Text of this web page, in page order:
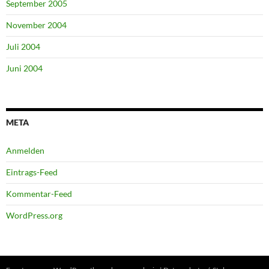
September 2005
November 2004
Juli 2004
Juni 2004
META
Anmelden
Eintrags-Feed
Kommentar-Feed
WordPress.org